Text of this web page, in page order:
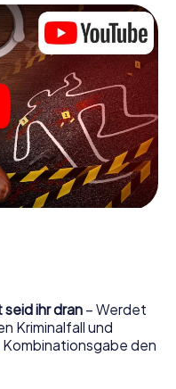
die mit der Tat in
zum Mörder. An jedem
kommen so Stück für
Anders als bei
bestimmen also
an der frischen Luft
mit ganz neuen
interaktive Krimi
Belauschen
Ihres Handgeräts.
aus Ihnen und Ihren
Sie schlüpfen in
Krimi-Stadtrallye
ihr dran – Werdet
Kriminalfall und
den